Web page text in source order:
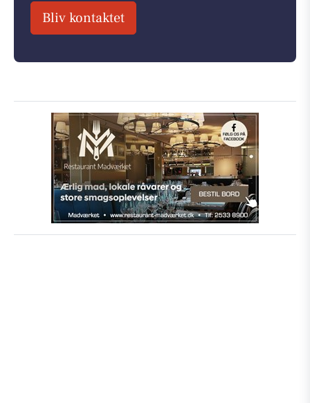
Bliv kontaktet